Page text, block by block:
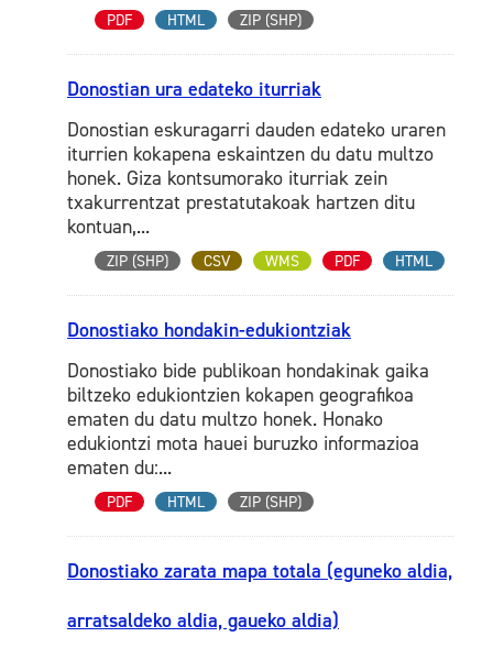
PDF HTML ZIP (SHP)
Donostian ura edateko iturriak
Donostian eskuragarri dauden edateko uraren
iturrien kokapena eskaintzen du datu multzo
honek. Giza kontsumorako iturriak zein
txakurrentzat prestatutakoak hartzen ditu
kontuan,...
ZIP (SHP) CSV WMS PDF HTML
Donostiako hondakin-edukiontziak
Donostiako bide publikoan hondakinak gaika
biltzeko edukiontzien kokapen geografikoa
ematen du datu multzo honek. Honako
edukiontzi mota hauei buruzko informazioa
ematen du:...
PDF HTML ZIP (SHP)
Donostiako zarata mapa totala (eguneko aldia,
arratsaldeko aldia, gaueko aldia)